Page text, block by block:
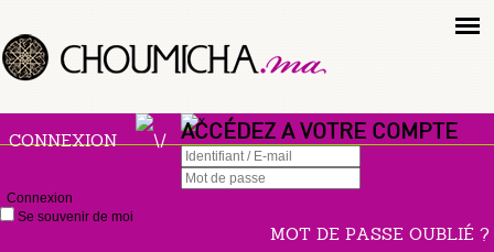
CONNEXION ACCÉDEZ A VOTRE COMPTE
Connexion
Se souvenir de moi
MOT DE PASSE OUBLIÉ ?